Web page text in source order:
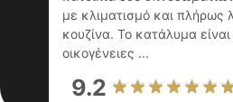
με κλιματισμό και πλήρως
κουζίνα. Το κατάλυμα
οικογένειες ...
9.2